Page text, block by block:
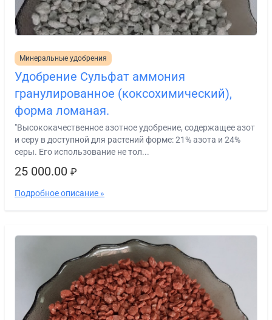
Минеральные удобрения
Удобрение Сульфат аммония
гранулированное (коксохимический),
форма ломаная.
"Высококачественное азотное удобрение, содержащее азот
и серу в доступной для растений форме: 21% азота и 24%
серы. Его использование не тол...
25 000.00 ₽
Подробное описание »